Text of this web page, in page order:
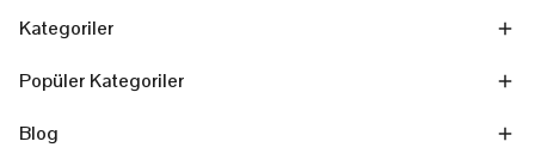
Kategoriler
Popüler Kategoriler
Blog